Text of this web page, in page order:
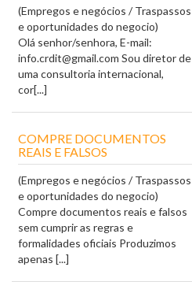
(Empregos e negócios / Traspassos
e oportunidades do negocio)
Olá senhor/senhora, E-mail:
info.crdit@gmail.com Sou diretor de
uma consultoria internacional,
cor[...]
COMPRE DOCUMENTOS
REAIS E FALSOS
(Empregos e negócios / Traspassos
e oportunidades do negocio)
Compre documentos reais e falsos
sem cumprir as regras e
formalidades oficiais Produzimos
apenas [...]